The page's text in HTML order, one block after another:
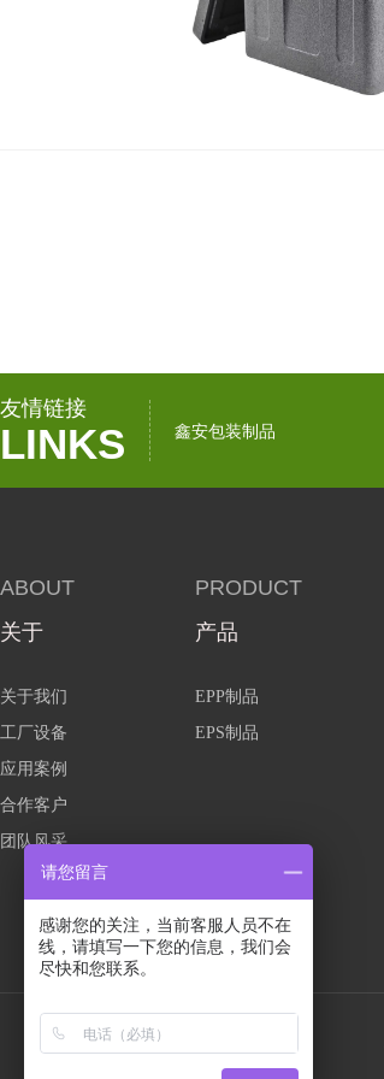
友情链接
LINKS 鑫安包装制品
ABOUT
关于
关于我们
工厂设备
应用案例
合作客户
团队风采
PRODUCT
产品
EPP制品
EPS制品
请您留言
感谢您的关注，当前客服人员不在
线，请填写一下您的信息，我们会
尽快和您联系。